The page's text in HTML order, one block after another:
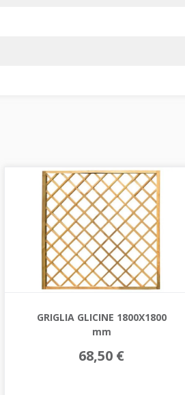
GRIGLIA GLICINE 1800X1800
mm
68,50 €